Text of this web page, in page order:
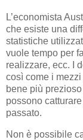
L’economista
che esiste una
statistiche
vuole tempo per
realizzare, ecc. I
così come i
bene più
possono
passato.
Non è possibile